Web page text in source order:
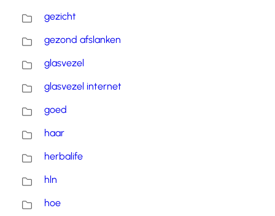
gezicht
gezond afslanken
glasvezel
glasvezel internet
goed
haar
herbalife
hln
hoe